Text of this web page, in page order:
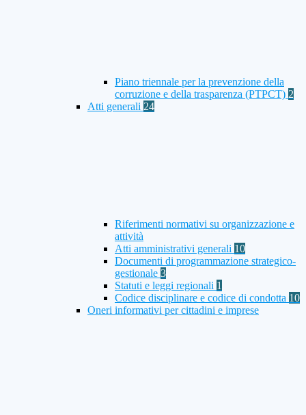
Piano triennale per la prevenzione della
corruzione e della trasparenza (PTPCT) 2
Atti generali 24
Riferimenti normativi su organizzazione e
attività
Atti amministrativi generali 10
Documenti di programmazione strategico-
gestionale 3
Statuti e leggi regionali 1
Codice disciplinare e codice di condotta 10
Oneri informativi per cittadini e imprese